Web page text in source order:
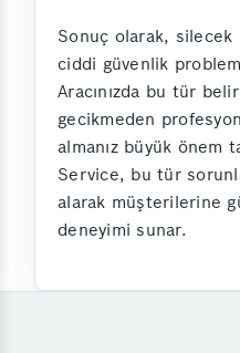
Sonuç olarak, silecek
ciddi güvenlik
Aracınızda bu tür
gecikmeden
almanız büyük önem
Service, bu tür
alarak müşterilerine
deneyimi sunar.